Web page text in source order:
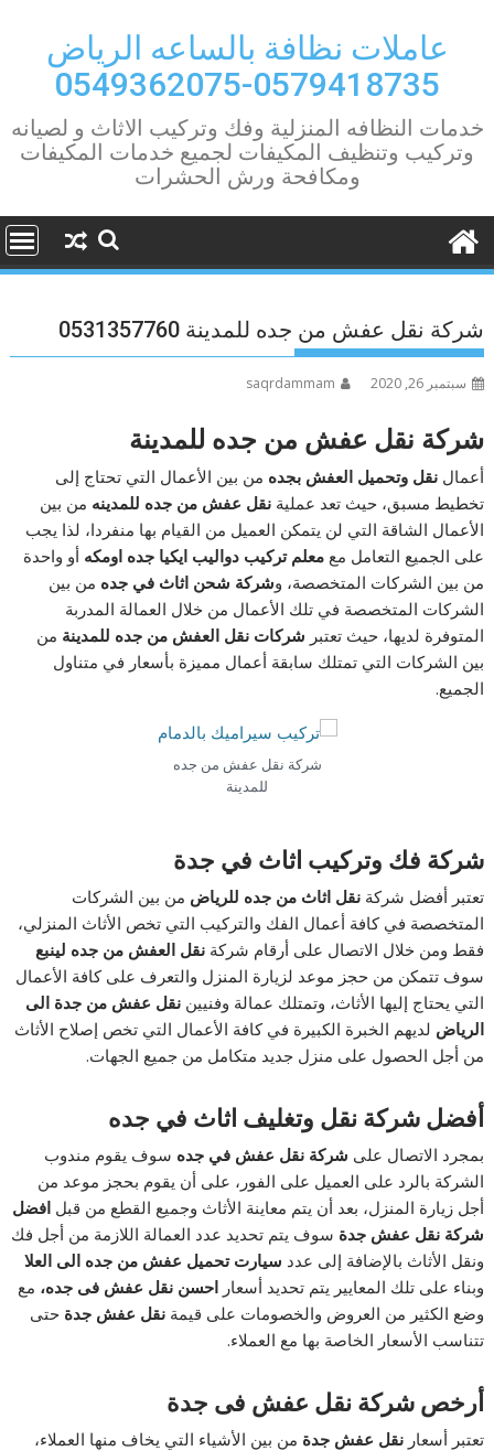
contentعاملات نظافة بالساعه الرياض
0579418735-0549362075
خدمات النظافه المنزلية وفك وتركيب الاثاث و لصيانه
وتركيب وتنظيف المكيفات لجميع خدمات المكيفات
ومكافحة ورش الحشرات
شركة نقل عفش من جده للمدينة 0531357760
سبتمبر 26, 2020 saqrdammam
شركة نقل عفش من جده للمدينة
أعمالنقل وتحميل العفش بجده من بين الأعمال التي تحتاج إلى
تخطيط مسبق، حيث تعد عمليةنقل عفش من جده للمدينه من بين
الأعمال الشاقة التي لن يتمكن العميل من القيام بها منفردا، لذا يجب
على الجميع التعامل معمعلم تركيب دواليب ايكيا جده اومكهأو واحدة
من بين الشركات المتخصصة، وشركة شحن اثاث في جده من بين
الشركات المتخصصة في تلك الأعمال من خلال العمالة المدربة
المتوفرة لديها، حيث تعتبر شركات نقل العفش من جده للمدينة من
بين الشركات التي تمتلك سابقة أعمال مميزة بأسعار في متناول
الجميع.
شركة نقل عفش من جده
للمدينة
شركة فك وتركيب اثاث في جدة
تعتبر أفضل شركةنقل اثاث من جده للرياض من بين الشركات
المتخصصة في كافة أعمال الفك والتركيب التي تخص الأثاث المنزلي،
فقط ومن خلال الاتصال على أرقام شركةنقل العفش من جده لينبع
سوف تتمكن من حجز موعد لزيارة المنزل والتعرف على كافة الأعمال
التي يحتاج إليها الأثاث، وتمتلك عمالة وفنييننقل عفش من جدة الى
الرياض لديهم الخبرة الكبيرة في كافة الأعمال التي تخص إصلاح الأثاث
من أجل الحصول على منزل جديد متكامل من جميع الجهات.
أفضل شركة نقل وتغليف اثاث في جده
بمجرد الاتصال على شركة نقل عفش في جده سوف يقوم مندوب
الشركة بالرد على العميل على الفور، على أن يقوم بحجز موعد من
أجل زيارة المنزل، بعد أن يتم معاينة الأثاث وجميع القطع من قبلافضل
شركة نقل عفش جدة سوف يتم تحديد عدد العمالة اللازمة من أجل فك
ونقل الأثاث بالإضافة إلى عدد سيارت تحميل عفش من جده الى العلا
وبناء على تلك المعايير يتم تحديد أسعاراحسن نقل عفش فى جده، مع
وضع الكثير من العروض والخصومات على قيمةنقل عفش جدة حتى
تتناسب الأسعار الخاصة بها مع العملاء.
أرخص شركة نقل عفش فى جدة
تعتبر أسعارنقل عفش جدة من بين الأشياء التي يخاف منها العملاء،